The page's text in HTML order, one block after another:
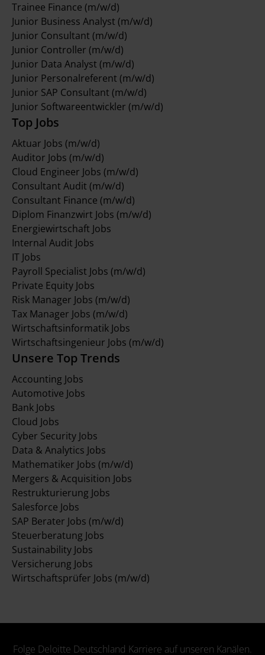
Top Jobs
Aktuar Jobs (m/w/d)
Auditor Jobs (m/w/d)
Cloud Engineer Jobs (m/w/d)
Consultant Audit (m/w/d)
Consultant Finance (m/w/d)
Diplom Finanzwirt Jobs (m/w/d)
Energiewirtschaft Jobs
Internal Audit Jobs
IT Jobs
Payroll Specialist Jobs (m/w/d)
Private Equity Jobs
Risk Manager Jobs (m/w/d)
Tax Manager Jobs (m/w/d)
Wirtschaftsinformatik Jobs
Wirtschaftsingenieur Jobs (m/w/d)
Trainee Finance (m/w/d)
Junior Business Analyst (m/w/d)
Junior Consultant (m/w/d)
Junior Controller (m/w/d)
Junior Data Analyst (m/w/d)
Junior Personalreferent (m/w/d)
Junior SAP Consultant (m/w/d)
Junior Softwareentwickler (m/w/d)
Unsere Top Trends
Accounting Jobs
Automotive Jobs
Bank Jobs
Cloud Jobs
Cyber Security Jobs
Data & Analytics Jobs
Mathematiker Jobs (m/w/d)
Mergers & Acquisition Jobs
Restrukturierung Jobs
Salesforce Jobs
SAP Berater Jobs (m/w/d)
Steuerberatung Jobs
Sustainability Jobs
Versicherung Jobs
Wirtschaftsprüfer Jobs (m/w/d)
Folge Deloitte Deutschland Karriere auf unseren Kanälen.